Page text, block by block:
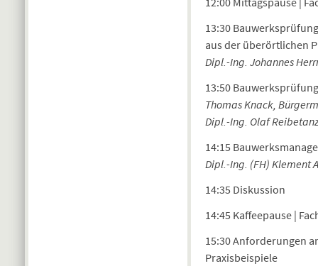
13:30
aus der überörtlichen
Dipl.-Ing. Johannes
13:50
Thomas Knack,
Dipl.-Ing. Olaf
14:15
Dipl.-Ing. (FH) Klement
14:35 Diskussion
14:45 Kaffeepause |
15:30 Anforderungen
Praxisbeispiele